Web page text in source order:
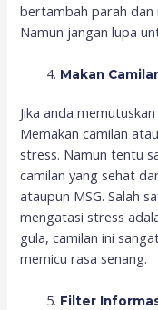
bertambah parah dan
Namun jangan lupa
Makan
Jika anda
Memakan camilan
stress. Namun tentu
camilan yang sehat
ataupun MSG. Salah
mengatasi stress
gula, camilan ini
memicu rasa senang.
Filter